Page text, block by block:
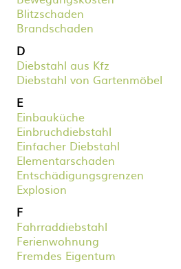
Blitzschaden
Brandschaden
D
Diebstahl aus Kfz
Diebstahl von Gartenmöbel
E
Einbauküche
Einbruchdiebstahl
Einfacher Diebstahl
Elementarschaden
Entschädigungsgrenzen
Explosion
F
Fahrraddiebstahl
Ferienwohnung
Fremdes Eigentum